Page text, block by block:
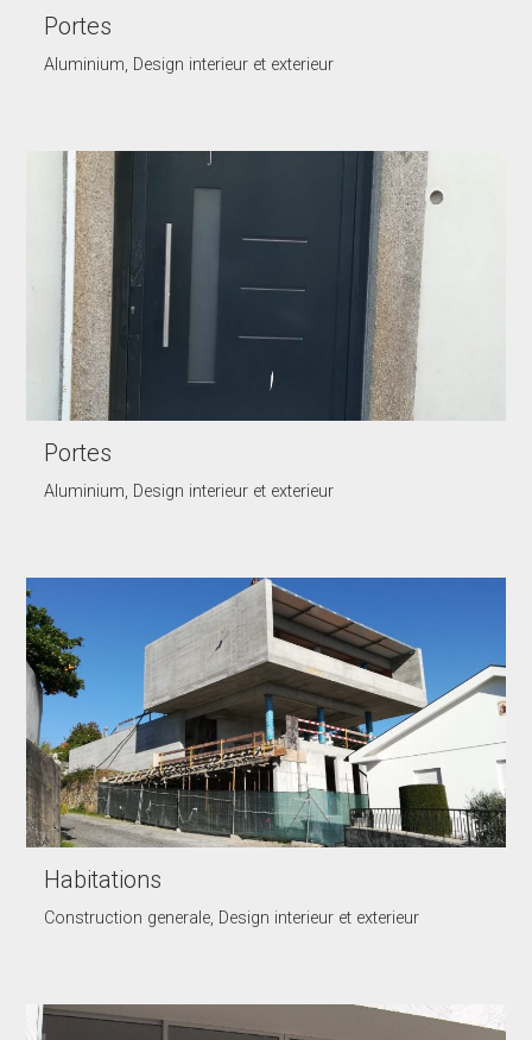
Portes
Aluminium, Design interieur et exterieur
Portes
Aluminium, Design interieur et exterieur
Habitations
Construction generale, Design interieur et exterieur